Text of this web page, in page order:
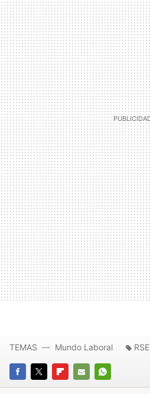
FACEBOOK
TWITTERFLIPBOARD
E-
WHATSAPP
TEMAS Mundo Laboral RSE